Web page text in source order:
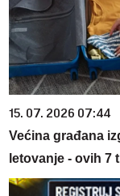
15. 07. 2026 07:44
Većina građana
letovanje - ovih